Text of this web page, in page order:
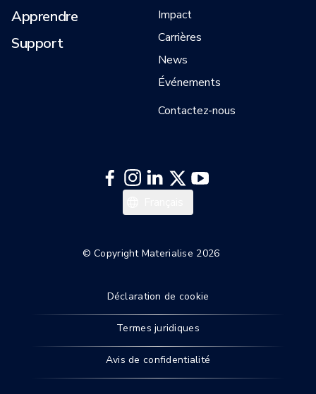
Apprendre
Support
Impact
Carrières
News
Événements
Contactez-nous
English
© Copyright Materialise 2026
Déclaration de cookie
Termes juridiques
Avis de confidentialité